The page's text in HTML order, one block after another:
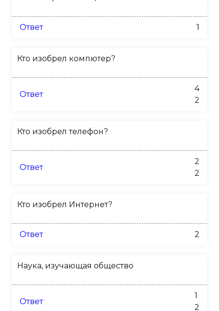
Ответ 1
Кто изобрел компютер?
Ответ
4
2
Кто изобрел телефон?
Ответ
2
2
Кто изобрел Интернет?
Ответ 2
Наука, изучающая общество
Ответ
1
2